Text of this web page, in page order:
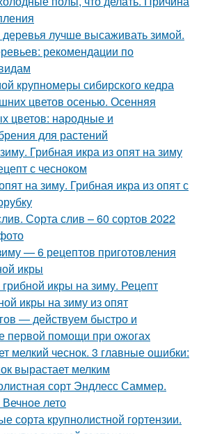
лучше высаживать зимой.
рекомендации по
крупномеры сибирского кедра
цветов осенью. Осенняя
цветов: народные и
для растений
Грибная икра из опят на зиму
с чесноком
на зиму. Грибная икра из опят с
Сорта слив – 60 сортов 2022
— 6 рецептов приготовления
икры
икры на зиму. Рецепт
икры на зиму из опят
― действуем быстро и
первой помощи при ожогах
мелкий чеснок. 3 главные ошибки:
вырастает мелким
сорт Эндлесс Саммер.
лето
сорта крупнолистной гортензии.